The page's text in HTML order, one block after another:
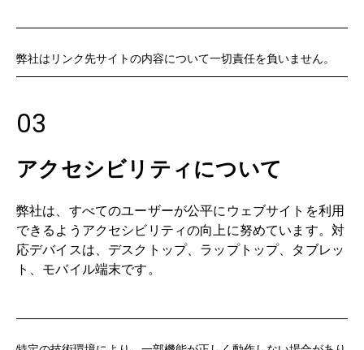
弊社はリンク先サイトの内容について一切責任を負いません。
03
アクセシビリティについて
弊社は、すべてのユーザーが公平にウェブサイトを利用
できるようアクセシビリティの向上に努めています。対
応デバイスは、デスクトップ、ラップトップ、タブレッ
ト、モバイル端末です。